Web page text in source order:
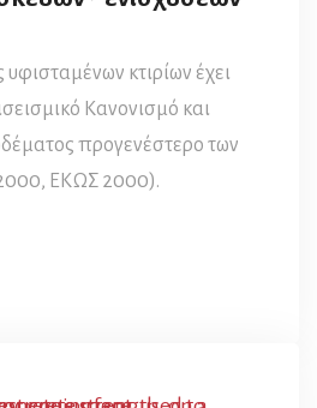
κτιρίων έχει
Κανονισμό και
προγενέστερο των
ΕΚΩΣ 2000).